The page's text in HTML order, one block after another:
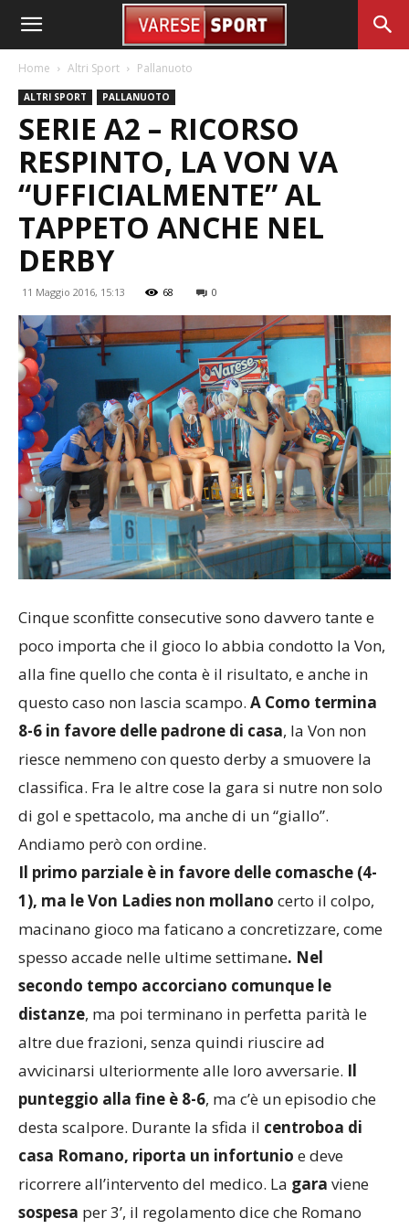
Home Altri Sport Pallanuoto
ALTRI SPORT PALLANUOTO
SERIE A2 – RICORSO
RESPINTO, LA VON VA
“UFFICIALMENTE” AL
TAPPETO ANCHE NEL
DERBY
11 Maggio 2016, 15:13 68 0
Cinque sconfitte consecutive sono davvero tante e
poco importa che il gioco lo abbia condotto la Von,
alla fine quello che conta è il risultato, e anche in
questo caso non lascia scampo. A Como termina
8-6 in favore delle padrone di casa, la Von non
riesce nemmeno con questo derby a smuovere la
classifica. Fra le altre cose la gara si nutre non solo
di gol e spettacolo, ma anche di un “giallo”.
Andiamo però con ordine.
Il primo parziale è in favore delle comasche (4-
1), ma le Von Ladies non mollano certo il colpo,
macinano gioco ma faticano a concretizzare, come
spesso accade nelle ultime settimane. Nel
secondo tempo accorciano comunque le
distanze, ma poi terminano in perfetta parità le
altre due frazioni, senza quindi riuscire ad
avvicinarsi ulteriormente alle loro avversarie. Il
punteggio alla fine è 8-6, ma c’è un episodio che
desta scalpore. Durante la sfida il centroboa di
casa Romano, riporta un infortunio e deve
ricorrere all’intervento del medico. La gara viene
sospesa per 3’, il regolamento dice che Romano